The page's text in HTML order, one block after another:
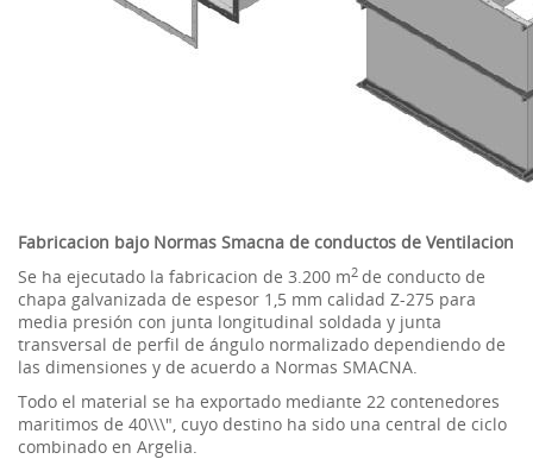
Fabricacion bajo Normas Smacna de conductos de Ventilacion
Se ha ejecutado la fabricacion de 3.200 m2 de conducto de
chapa galvanizada de espesor 1,5 mm calidad Z-275 para
media presión con junta longitudinal soldada y junta
transversal de perfil de ángulo normalizado dependiendo de
las dimensiones y de acuerdo a Normas SMACNA.
Todo el material se ha exportado mediante 22 contenedores
maritimos de 40\\\", cuyo destino ha sido una central de ciclo
combinado en Argelia.